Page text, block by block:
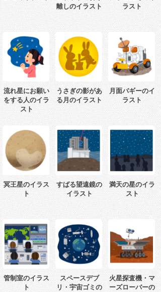
離しのイラスト
ラスト
流れ星にお願い
をする人のイラ
スト
うさぎの影があ
る月のイラスト
月面バギーのイ
ラスト
冥王星のイラス
ト
すばる望遠鏡の
イラスト
満天の星のイラ
スト
管制室のイラス
ト
スペースデブ
リ・宇宙ゴミの
火星探査機・マ
ーズローバーの